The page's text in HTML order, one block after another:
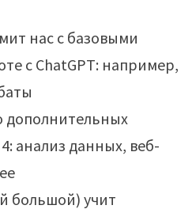
нас с базовыми
с ChatGPT: например,
дополнительных
анализ данных, веб-
большой) учит